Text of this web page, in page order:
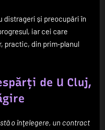
distrageri și preocupări în
iar cei care
practic, din prim‑planul
de U Cluj,
o înţelegere, un contract